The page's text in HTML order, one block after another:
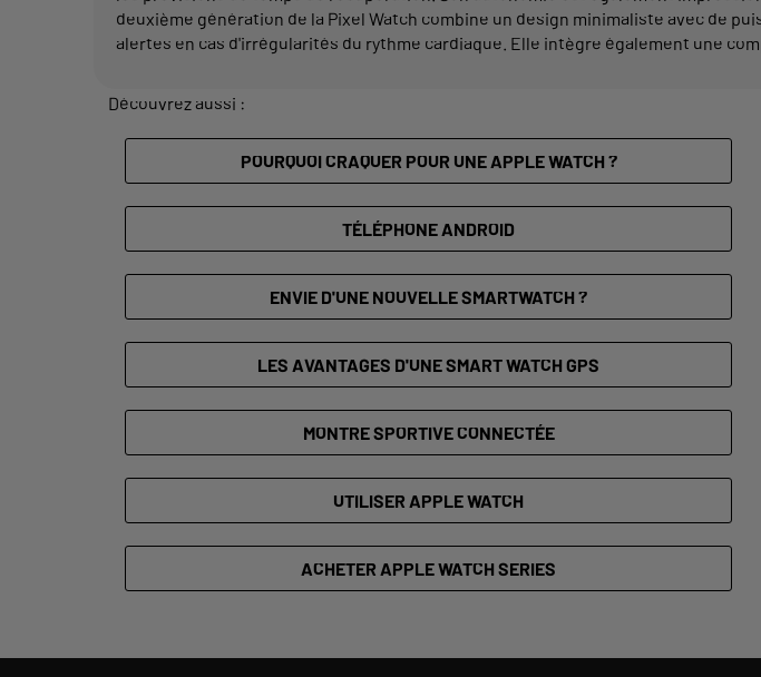
deuxième génération de la Pixel Watch combine un design minimaliste avec de
alertes en cas d'irrégularités du rythme cardiaque. Elle intègre également une
Découvrez aussi :
POURQUOI CRAQUER POUR UNE APPLE WATCH ?
TÉLÉPHONE ANDROID
ENVIE D'UNE NOUVELLE SMARTWATCH ?
LES AVANTAGES D'UNE SMART WATCH GPS
MONTRE SPORTIVE CONNECTÉE
UTILISER APPLE WATCH
ACHETER APPLE WATCH SERIES